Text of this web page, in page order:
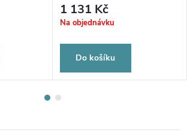
Solingen LS1051F/81
1 131 Kč
Na objednávku
Do košíku